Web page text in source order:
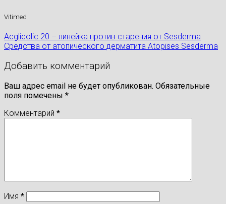
Vitimed
Acglicolic 20 – линейка против старения от Sesderma
Средства от атопического дерматита Atopises Sesderma
Добавить комментарий
Ваш адрес email не будет опубликован. Обязательные
поля помечены *
Комментарий *
Имя *